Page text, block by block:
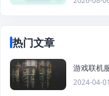
热门文章
游戏联机
2024-04-01